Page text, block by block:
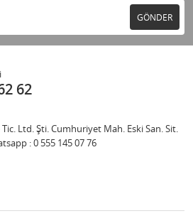
GÖNDER
62
Tic. Ltd. Şti. Cumhuriyet Mah. Eski San. Sit.
: 0 555 145 07 76